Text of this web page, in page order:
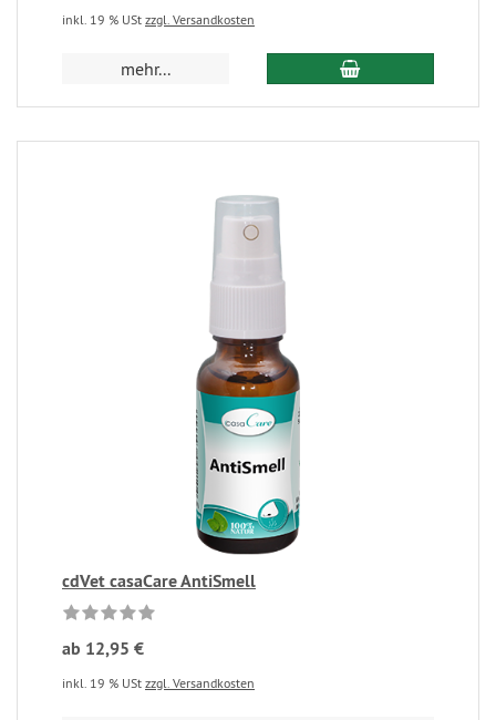
inkl. 19 % USt zzgl. Versandkosten
mehr...
cdVet casaCare AntiSmell
ab 12,95 €
inkl. 19 % USt zzgl. Versandkosten